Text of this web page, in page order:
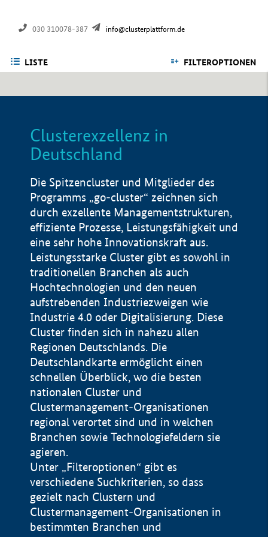
030 310078-387 info@clusterplattform.de
LISTE FILTEROPTIONEN
Clusterexzellenz in
Deutschland
Die Spitzencluster und Mitglieder des
Programms „go-cluster“ zeichnen sich
durch exzellente Managementstrukturen,
effiziente Prozesse, Leistungsfähigkeit und
eine sehr hohe Innovationskraft aus.
Leistungsstarke Cluster gibt es sowohl in
traditionellen Branchen als auch
Hochtechnologien und den neuen
aufstrebenden Industriezweigen wie
Industrie 4.0 oder Digitalisierung. Diese
Cluster finden sich in nahezu allen
Regionen Deutschlands. Die
Deutschlandkarte ermöglicht einen
schnellen Überblick, wo die besten
nationalen Cluster und
Clustermanagement-Organisationen
regional verortet sind und in welchen
Branchen sowie Technologiefeldern sie
agieren.
Unter „Filteroptionen“ gibt es
verschiedene Suchkriterien, so dass
gezielt nach Clustern und
Clustermanagement-Organisationen in
bestimmten Branchen und
Impressum
Datenschutzerklärung
Startseite Bundesministerium für Wirtschaft und Energie